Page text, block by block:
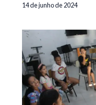
14 de junho de 2024